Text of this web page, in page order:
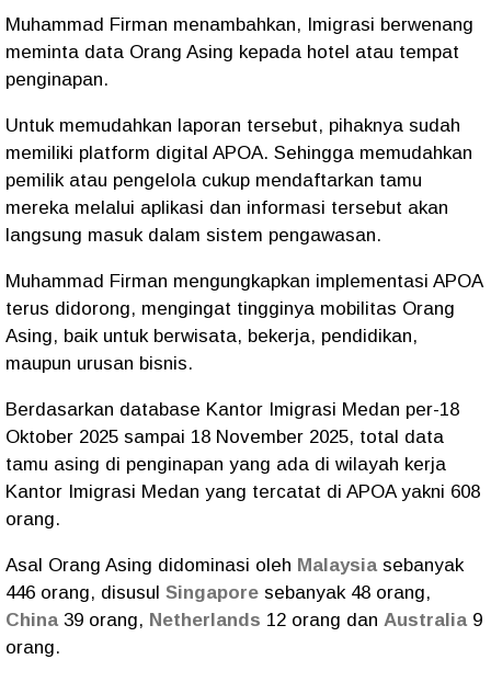
Muhammad Firman menambahkan, Imigrasi berwenang
meminta data Orang Asing kepada hotel atau tempat
penginapan.
Untuk memudahkan laporan tersebut, pihaknya sudah
memiliki platform digital APOA. Sehingga memudahkan
pemilik atau pengelola cukup mendaftarkan tamu
mereka melalui aplikasi dan informasi tersebut akan
langsung masuk dalam sistem pengawasan.
Muhammad Firman mengungkapkan implementasi APOA
terus didorong, mengingat tingginya mobilitas Orang
Asing, baik untuk berwisata, bekerja, pendidikan,
maupun urusan bisnis.
Berdasarkan database Kantor Imigrasi Medan per-18
Oktober 2025 sampai 18 November 2025, total data
tamu asing di penginapan yang ada di wilayah kerja
Kantor Imigrasi Medan yang tercatat di APOA yakni 608
orang.
Asal Orang Asing didominasi oleh Malaysiasebanyak
446 orang, disusul Singapore sebanyak 48 orang,
China39 orang, Netherlands 12 orang dan Australia9
orang.